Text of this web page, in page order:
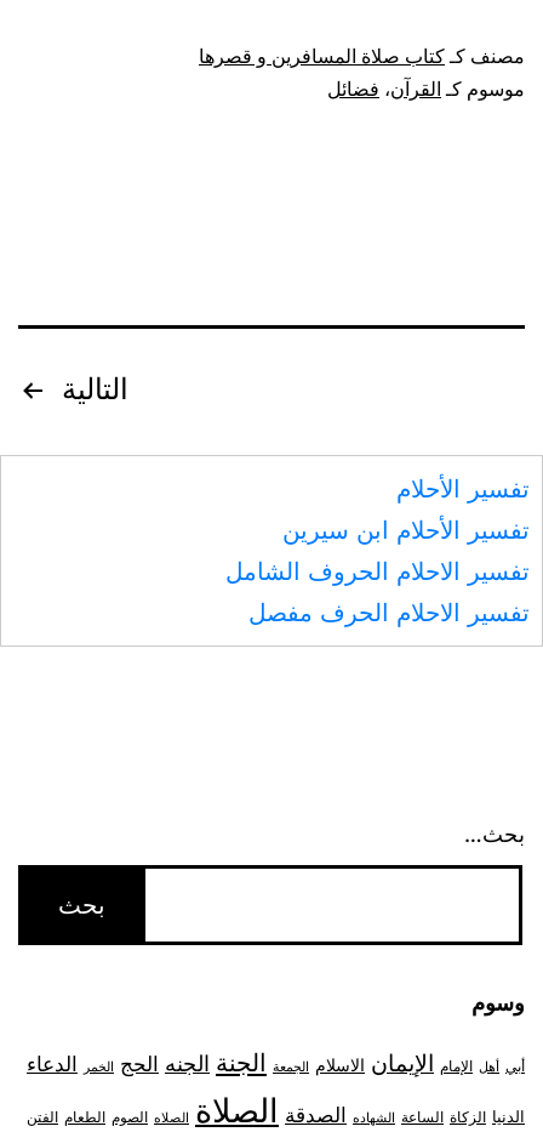
مصنف كـ كتاب صلاة المسافرين و قصرها
موسوم كـ القرآن، فضائل
المقالات
التالية
تفسير الأحلام
تفسير الأحلام ابن سيرين
تفسير الاحلام الحروف الشامل
تفسير الاحلام الحرف مفصل
بحث…
وسوم
أبي أهل الإمام الإيمان الاسلام الجمعة الجنة الجنه الحج الخمر الدعاء
الدنيا الزكاة الساعة الشهاده الصدقة الصلاة الصلاه الصوم الطعام الفتن